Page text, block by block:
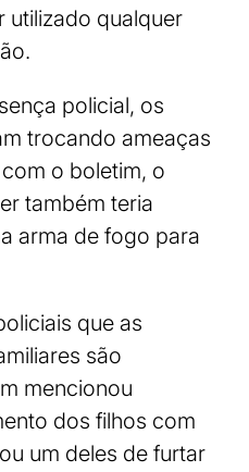
utilizado qualquer
policial, os
trocando ameaças
o boletim, o
também teria
arma de fogo para
que as
são
mencionou
dos filhos com
um deles de furtar